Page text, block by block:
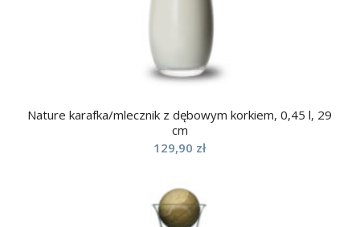
Nature karafka/mlecznik z dębowym korkiem, 0,45 l, 29
cm
129,90 zł